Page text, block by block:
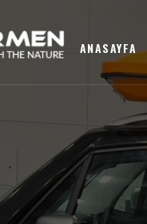
ANASAYFA